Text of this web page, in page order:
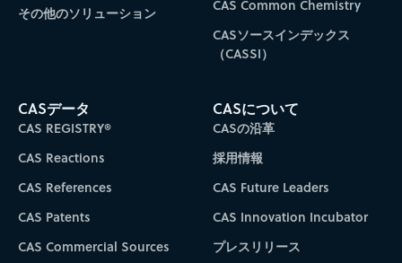
その他のソリューション
CAS Common Chemistry
CASソースインデックス
（CASSI）
CASデータ
CAS REGISTRY®
CAS Reactions
CAS References
CAS Patents
CAS Commercial Sources
CASについて
CASの沿革
採用情報
CAS Future Leaders
CAS Innovation Incubator
プレスリリース